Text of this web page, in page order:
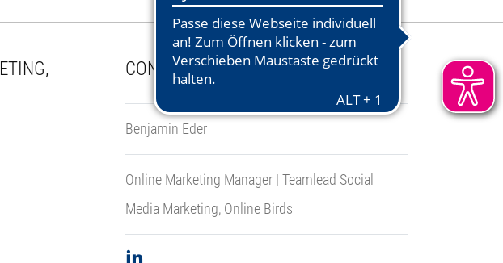
CONTACT:
Benjamin Eder
Online Marketing Manager | Teamlead Social
Media Marketing, Online Birds